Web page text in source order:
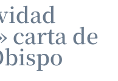
carta de